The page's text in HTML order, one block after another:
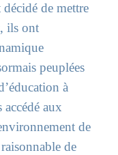
de mettre
ils ont
peuplées
à
aux
de
de